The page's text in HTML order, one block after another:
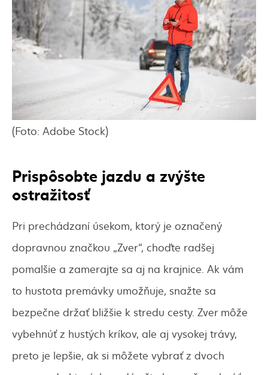
(Foto: Adobe Stock)
Prispôsobte jazdu a zvýšte
ostražitosť
Pri prechádzaní úsekom, ktorý je označený
dopravnou značkou „Zver“, choďte radšej
pomalšie a zamerajte sa aj na krajnice. Ak vám
to hustota premávky umožňuje, snažte sa
bezpečne držať bližšie k stredu cesty. Zver môže
vybehnúť z hustých kríkov, ale aj vysokej trávy,
preto je lepšie, ak si môžete vybrať z dvoch